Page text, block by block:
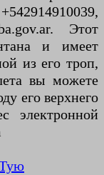
Этот
и имеет
из его троп,
вы можете
его верхнего
электронной